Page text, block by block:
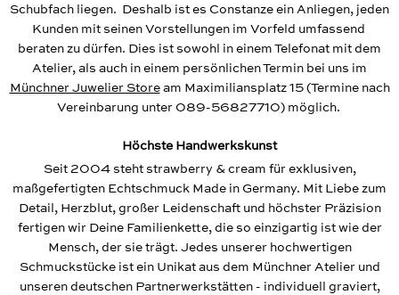
Schubfach liegen. Deshalb ist es Constanze ein Anliegen, jeden
Kunden mit seinen Vorstellungen im Vorfeld umfassend
beraten zu dürfen. Dies ist sowohl in einem Telefonat mit dem
Atelier, als auch in einem persönlichen Termin bei uns im
Münchner Juwelier Stoream Maximiliansplatz 15 (Termine nach
Vereinbarung unter 089-56827710) möglich.
Höchste Handwerkskunst
Seit 2004 steht strawberry & cream für exklusiven,
maßgefertigten Echtschmuck Made in Germany. Mit Liebe zum
Detail, Herzblut, großer Leidenschaft und höchster Präzision
fertigen wir Deine Familienkette, die so einzigartig ist wie der
Mensch, der sie trägt. Jedes unserer hochwertigen
Schmuckstücke ist ein Unikat aus dem Münchner Atelier und
unseren deutschen Partnerwerkstätten - individuell graviert,